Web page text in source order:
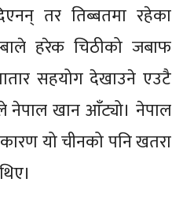
तर तिब्बतमा रहेका
हरेक चिठीको जबाफ
सहयोग देखाउने एउटै
नेपाल खान आँट्यो। नेपाल
यो चीनको पनि खतरा